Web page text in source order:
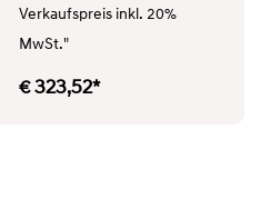
Verkaufspreis inkl. 20%
MwSt."
€ 323,52*